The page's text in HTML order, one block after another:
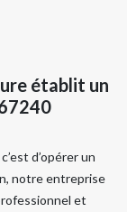
établit un
d’opérer un
notre entreprise
et